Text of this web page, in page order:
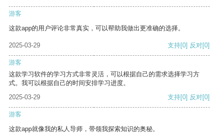
游客
这款app的用户评论非常真实，可以帮助我做出更准确的选择。
2025-03-29 支持[0] 反对[0]
游客
这款学习软件的学习方式非常灵活，可以根据自己的需求选择学习方
式。我可以根据自己的时间安排学习进度。
2025-03-29
支持[0] 反对[0]
游客
这款app就像我的私人导师，带领我探索知识的奥秘。